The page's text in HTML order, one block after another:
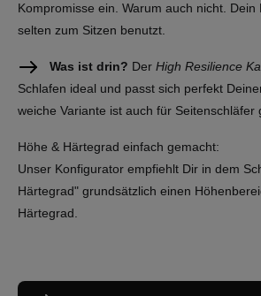
Kompromisse ein. Warum auch nicht.
selten zum Sitzen benutzt.
Was ist drin? Der High Resilience
Schlafen ideal und passt sich perfekt
weiche Variante ist auch für Seitenschläfer
Höhe & Härtegrad einfach gemacht:
Unser Konfigurator empfiehlt Dir in dem
Härtegrad" grundsätzlich einen
Härtegrad.